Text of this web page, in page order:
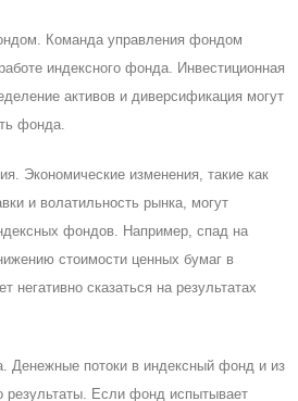
Команда управления фондом
индексного фонда. Инвестиционная
активов и диверсификация могут
фонда.
Экономические изменения, такие как
и волатильность рынка, могут
фондов. Например, спад на
стоимости ценных бумаг в
сказаться на результатах
Денежные потоки в индексный фонд и из
результаты. Eсли фонд испытывает